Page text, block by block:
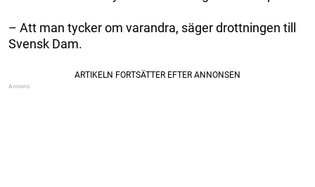
– Att man tycker om varandra, säger drottningen till
Svensk Dam.